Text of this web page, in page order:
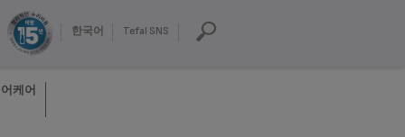
한국어 Tefal SNS
케어